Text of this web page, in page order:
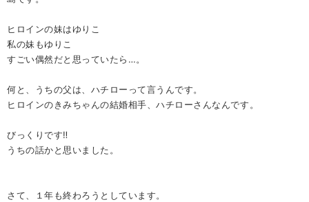
ヒロインの妹はゆりこ
私の妹もゆりこ
すごい偶然だと思っていたら…。
何と、うちの父は、ハチローって言うんです。
ヒロインのきみちゃんの結婚相手、ハチローさんなんです。
びっくりです‼️
うちの話かと思いました。
さて、１年も終わろうとしています。